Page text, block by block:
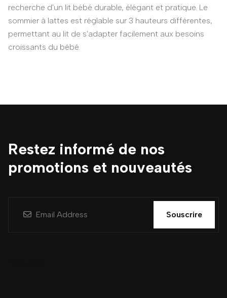
recherche d'un lit bébé durable, élégant et pratique. Le
sommier à lattes est réglable sur 3 hauteurs différentes,
permettant au lit de s'adapter facilement aux besoins
croissants du bébé.
Restez informé de nos
promotions et nouveautés
Souscrire